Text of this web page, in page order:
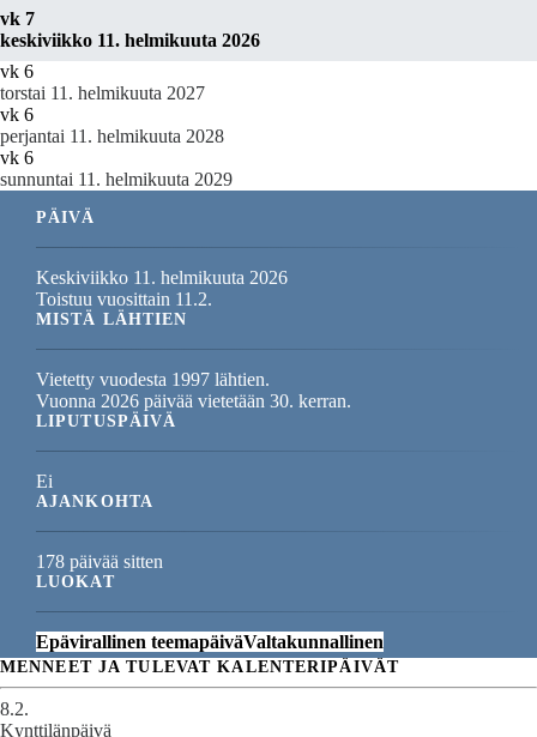
vk 7
keskiviikko 11. helmikuuta 2026
vk 6
torstai 11. helmikuuta 2027
vk 6
perjantai 11. helmikuuta 2028
vk 6
sunnuntai 11. helmikuuta 2029
PÄIVÄ
Keskiviikko 11. helmikuuta 2026
Toistuu vuosittain 11.2.
MISTÄ LÄHTIEN
Vietetty vuodesta 1997 lähtien.
Vuonna 2026 päivää vietetään 30. kerran.
LIPUTUSPÄIVÄ
Ei
AJANKOHTA
178 päivää sitten
LUOKAT
Epävirallinen teemapäiväValtakunnallinen
MENNEET JA TULEVAT KALENTERIPÄIVÄT
8.2.
Kynttilänpäivä